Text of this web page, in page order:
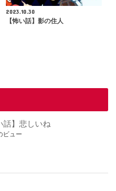
2023.10.30
【怖い話】影の住人
話】悲しいね
ビュー